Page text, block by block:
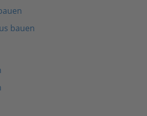
bauen